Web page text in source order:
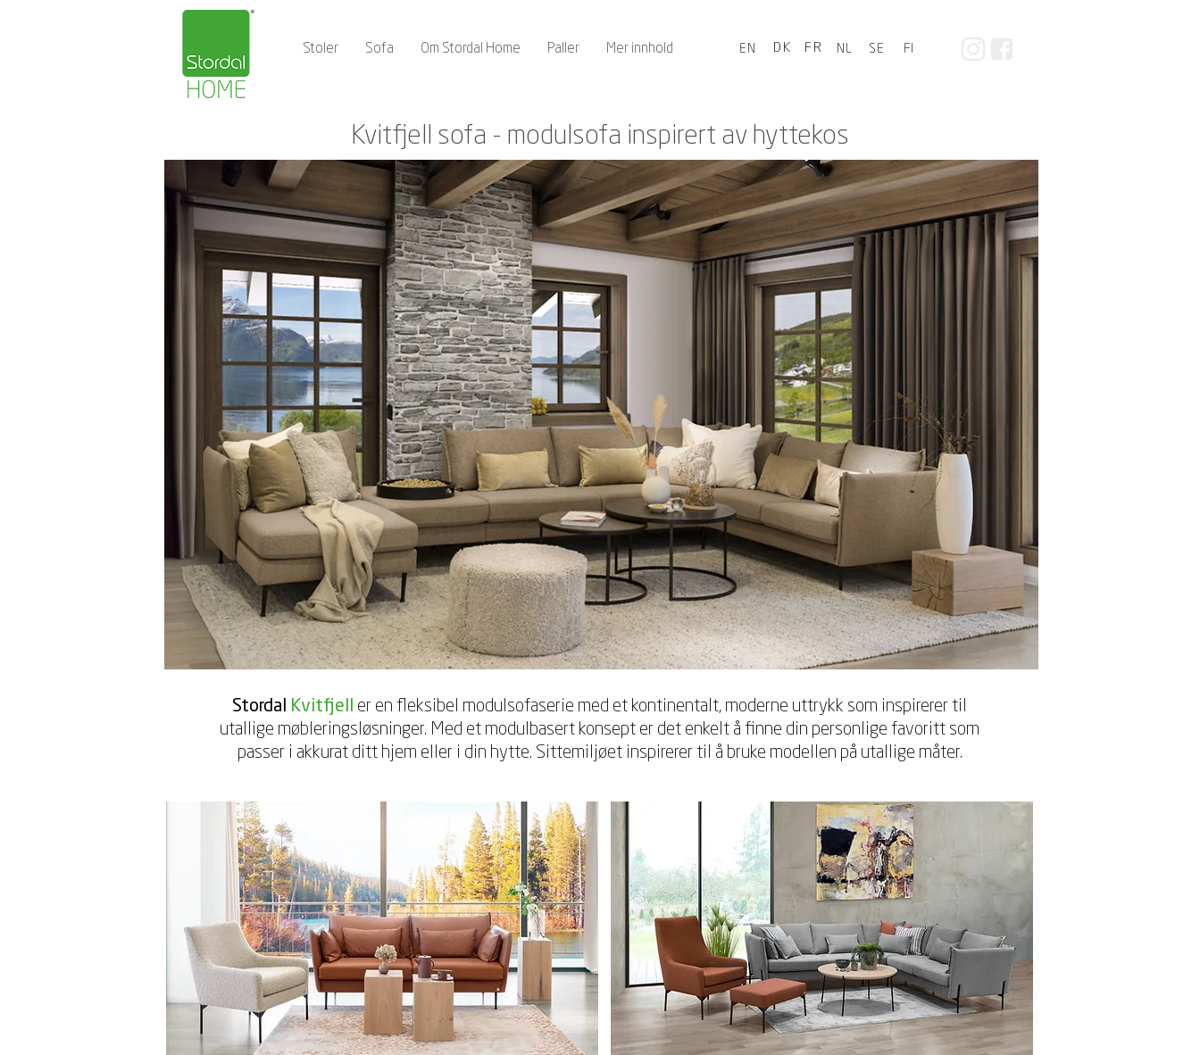
Stoler Sofa Om Stordal Home Paller Mer innhold EN DK FR NL SE FI
Kvitfjell sofa - modulsofa inspirert av hyttekos
Stordal Kvitfjell er en fleksibel modulsofaserie med et kontinentalt, moderne uttrykk som inspirerer til
utallige møbleringsløsninger. Med et modulbasert konsept er det enkelt å finne din personlige favoritt som
passer i akkurat ditt hjem eller i din hytte. Sittemiljøet inspirerer til å bruke modellen på utallige måter.